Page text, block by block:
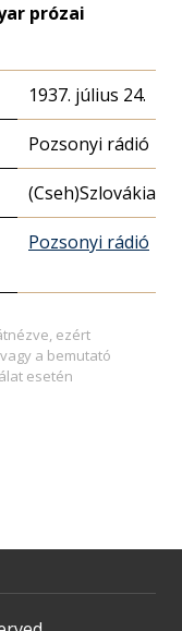
prózai
1937. július 24.
Pozsonyi rádió
(Cseh)Szlovákia
Pozsonyi rádió
ezért
a bemutató
esetén